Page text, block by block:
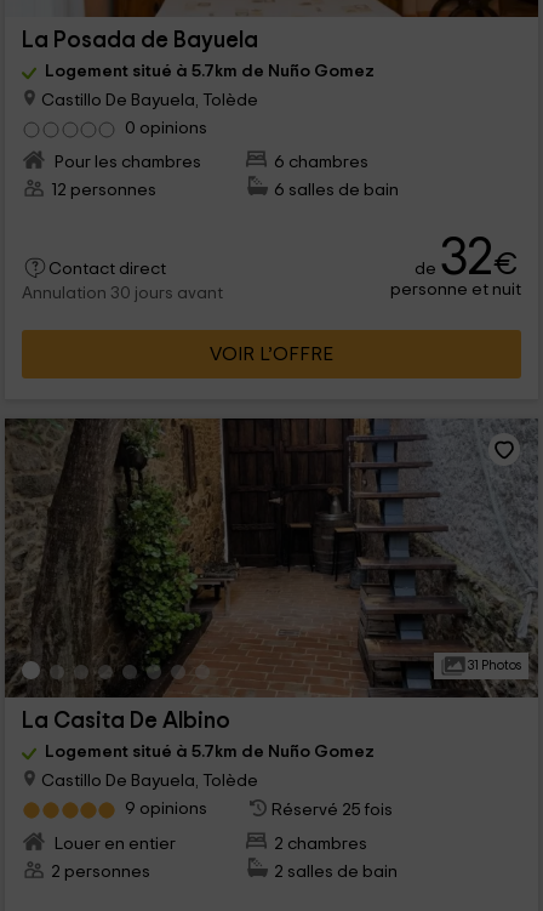
La Posada de Bayuela
Logement situé à 5.7km de Nuño Gomez
Castillo De Bayuela, Tolède
0 opinions
Pour les chambres
6 chambres
12 personnes
6 salles de bain
Contact direct
Annulation 30 jours avant
de 32€
personne et nuit
VOIR L’OFFRE
31 Photos
La Casita De Albino
Logement situé à 5.7km de Nuño Gomez
Castillo De Bayuela, Tolède
9 opinions
Réservé 25 fois
Louer en entier
2 chambres
2 personnes
2 salles de bain